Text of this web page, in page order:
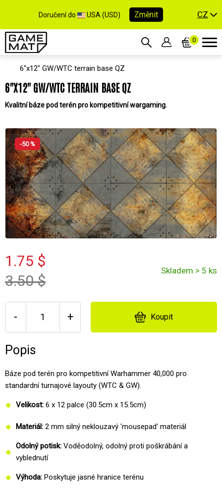
Doručení do USA (USD) Změnit CZ
0
6"x12" GW/WTC terrain base QZ
6"X12" GW/WTC TERRAIN BASE QZ
Kvalitní báze pod terén pro kompetitivní wargaming.
-50 %
3.50 $
1.75 $
Skladem > 5 ks
- + Koupit
Popis
Báze pod terén pro kompetitivní Warhammer 40,000 pro
standardní turnajové layouty (WTC & GW).
Velikost: 6 x 12 palce (30.5cm x 15.5cm)
Materiál: 2 mm silný neklouzavý 'mousepad' materiál
Odolný potisk: Voděodolný, odolný proti poškrábání a
vyblednutí
Výhoda: Poskytuje jasné hranice terénu